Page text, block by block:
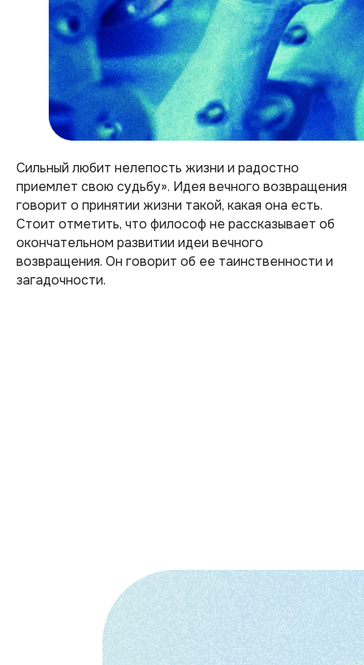
Сильный любит нелепость жизни и радостно
приемлет свою судьбу». Идея вечного возвращения
говорит о принятии жизни такой, какая она есть.
Стоит отметить, что философ не рассказывает об
окончательном развитии идеи вечного
возвращения. Он говорит об ее таинственности и
загадочности.